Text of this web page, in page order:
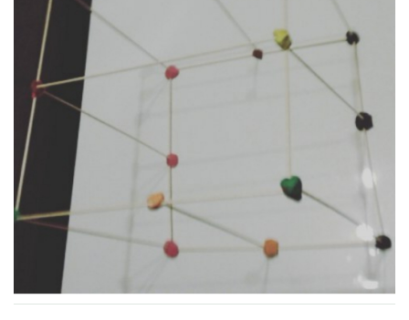
NOVINKY ZE ŠKOLSTVÍ 2025
ROČNÍ PLÁN - INSPIRACE /DLE NOVÉHO RVP PV 2025
VZDĚLÁVACÍ BLOK ZÁŘÍ
VZDĚLÁVACÍ BLOK ŘÍJEN
VZDĚLÁVACÍ BLOK LISTOPAD
VZDĚLÁVACÍ BLOK PROSINEC